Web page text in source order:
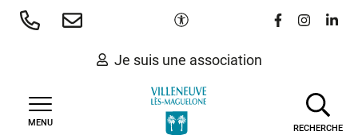
Aller
Paramètres d'accessibilité
Lien vers le
Lien vers
Lien
Je suis une association
MENU
RECHERCHE